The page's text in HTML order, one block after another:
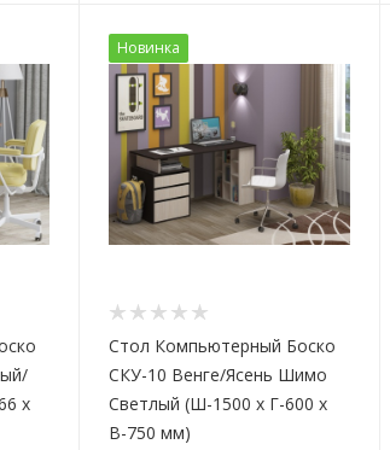
х
Новинка
Стол Компьютерный Боско
СКУ-10 Венге/Ясень Шимо
Светлый (Ш-1500 х Г-600 х
В-750 мм)